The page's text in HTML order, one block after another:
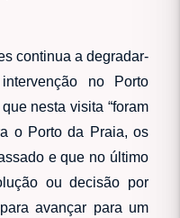
continua a degradar-
no Porto
nesta visita “foram
o Porto da Praia, os
e que no último
ou decisão por
avançar para um